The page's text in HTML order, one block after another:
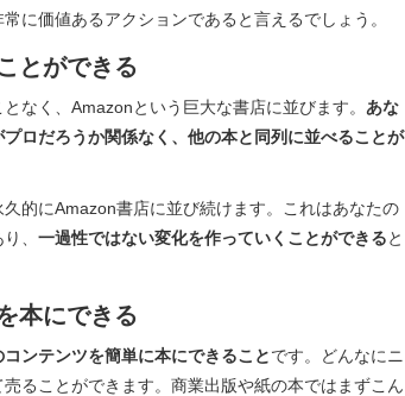
に価値あるアクションであると言えるでしょう。
とができる
なく、Amazonという巨大な書店に並びます。 あな
ロだろうか関係なく、他の本と同列に並べることが
的にAmazon書店に並び続けます。これはあなたの
、 一過性ではない変化を作っていくことができると
本にできる
ンテンツを簡単に本にできることです。どんなにニ
ることができます。商業出版や紙の本ではまずこん